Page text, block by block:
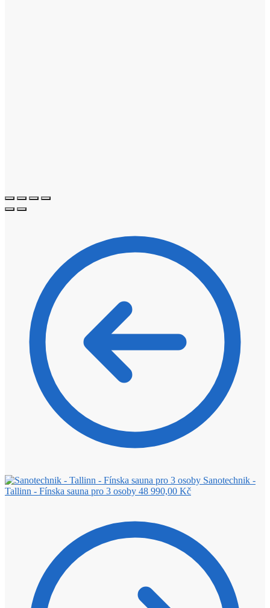
Sanotechnik -
Tallinn - Fínska sauna pro 3 osoby 48 990,00 Kč